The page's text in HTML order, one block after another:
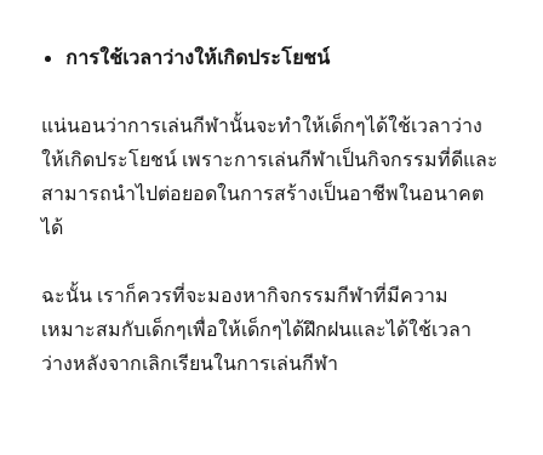
การใช้เวลาว่างให้เกิดประโยชน์
แน่นอนว่าการเล่นกีฬานั้นจะทำให้เด็กๆได้ใช้เวลาว่าง
ให้เกิดประโยชน์ เพราะการเล่นกีฬาเป็นกิจกรรมที่ดีและ
สามารถนำไปต่อยอดในการสร้างเป็นอาชีพในอนาคต
ได้
ฉะนั้น เราก็ควรที่จะมองหากิจกรรมกีฬาที่มีความ
เหมาะสมกับเด็กๆเพื่อให้เด็กๆได้ฝึกฝนและได้ใช้เวลา
ว่างหลังจากเลิกเรียนในการเล่นกีฬา